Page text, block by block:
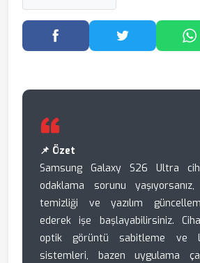
Facebook'ta Paylaş
Twitter'da
📌 Özet
Samsung Galaxy S26 Ultra
odaklama sorunu
temizliği ve yazılım
ederek işe başlayabilirsiniz.
optik görüntü sabitleme ve
sistemleri, bazen uygulama